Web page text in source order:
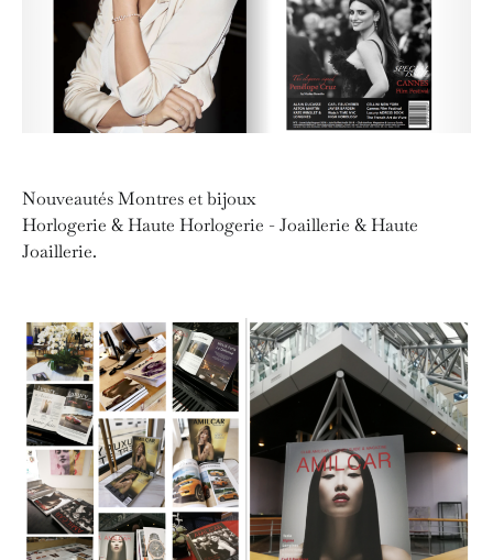
Nouveautés Montres et bijoux
Horlogerie & Haute Horlogerie - Joaillerie & Haute
Joaillerie.